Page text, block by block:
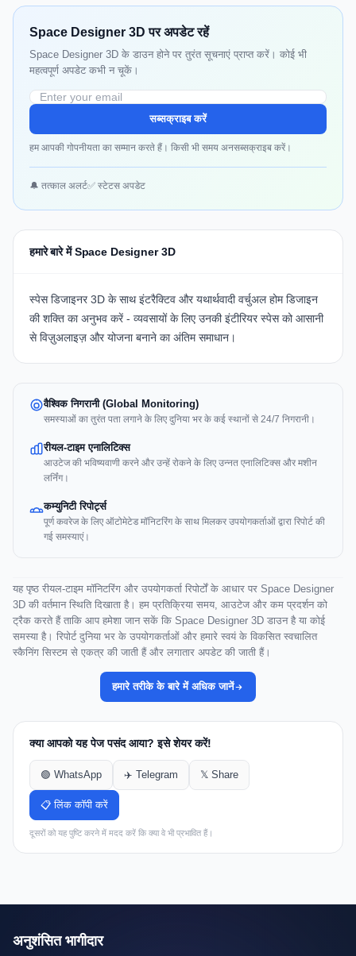
Space Designer 3D पर अपडेट रहें
Space Designer 3D के डाउन होने पर तुरंत सूचनाएं प्राप्त करें। कोई भी
महत्वपूर्ण अपडेट कभी न चूकें।
सब्सक्राइब करें
हम आपकी गोपनीयता का सम्मान करते हैं। किसी भी समय अनसब्सक्राइब करें।
🔔 तत्काल अलर्ट✅ स्टेटस अपडेट
हमारे बारे में Space Designer 3D
स्पेस डिजाइनर 3D के साथ इंटरैक्टिव और यथार्थवादी वर्चुअल होम डिजाइन
की शक्ति का अनुभव करें - व्यवसायों के लिए उनकी इंटीरियर स्पेस को आसानी
से विज़ुअलाइज़ और योजना बनाने का अंतिम समाधान।
वैश्विक निगरानी (Global Monitoring)
समस्याओं का तुरंत पता लगाने के लिए दुनिया भर के कई स्थानों से 24/7 निगरानी।
रीयल-टाइम एनालिटिक्स
आउटेज की भविष्यवाणी करने और उन्हें रोकने के लिए उन्नत एनालिटिक्स और मशीन
लर्निंग।
कम्युनिटी रिपोर्ट्स
पूर्ण कवरेज के लिए ऑटोमेटेड मॉनिटरिंग के साथ मिलकर उपयोगकर्ताओं द्वारा रिपोर्ट की
गई समस्याएं।
यह पृष्ठ रीयल-टाइम मॉनिटरिंग और उपयोगकर्ता रिपोर्टों के आधार पर Space Designer
3D की वर्तमान स्थिति दिखाता है। हम प्रतिक्रिया समय, आउटेज और कम प्रदर्शन को
ट्रैक करते हैं ताकि आप हमेशा जान सकें कि Space Designer 3D डाउन है या कोई
समस्या है। रिपोर्ट दुनिया भर के उपयोगकर्ताओं और हमारे स्वयं के विकसित स्वचालित
स्कैनिंग सिस्टम से एकत्र की जाती हैं और लगातार अपडेट की जाती हैं।
हमारे तरीके के बारे में अधिक जानें
क्या आपको यह पेज पसंद आया? इसे शेयर करें!
🟢 WhatsApp ✈️ Telegram 𝕏 Share
📋 लिंक कॉपी करें
दूसरों को यह पुष्टि करने में मदद करें कि क्या वे भी प्रभावित हैं।
अनुशंसित भागीदार